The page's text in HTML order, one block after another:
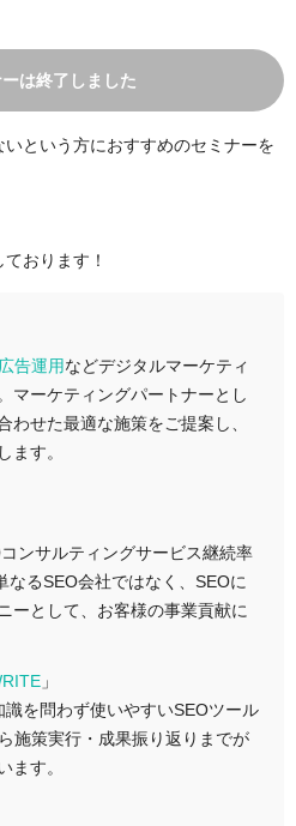
は終了しました
という方におすすめのセミナーを
おります！
告運用などデジタルマーケティ
マーケティングパートナーとし
わせた最適な施策をご提案し、
ます。
ンサルティングサービス継続率
なるSEO会社ではなく、SEOに
ーとして、お客様の事業貢献に
」
識を問わず使いやすいSEOツール
施策実行・成果振り返りまでが
ます。